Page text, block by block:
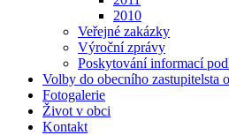
2010
Veřejné zakázky
Výroční zprávy
Poskytování informací
Volby do obecního zastupitelsta
Fotogalerie
Život v obci
Kontakt